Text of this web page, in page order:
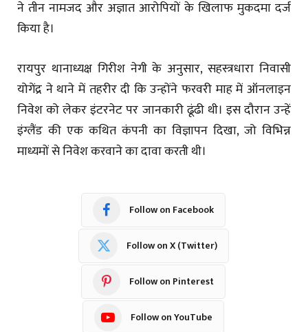
ने तीन नामजद और अज्ञात आरोपियों के खिलाफ मुकदमा दर्ज
किया है।
रायपुर थानाध्यक्ष गिरीश नेगी के अनुसार, सहस्त्रधारा निवासी
योगेंद्र ने थाने में तहरीर दी कि उन्होंने फरवरी माह में ऑनलाइन
निवेश को लेकर इंटरनेट पर जानकारी ढूंढी थी। इस दौरान उन्हें
इंग्लैंड की एक कथित कंपनी का विज्ञापन दिखा, जो विभिन्न
माध्यमों से निवेश करवाने का दावा करती थी।
Follow on Facebook
Follow on X (Twitter)
Follow on Pinterest
Follow on YouTube